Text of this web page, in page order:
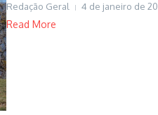
Redação Geral 4 de janeiro de
Read More